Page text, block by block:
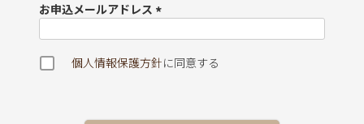
お申込メールアドレス
須
個人情報保護方針に同意する